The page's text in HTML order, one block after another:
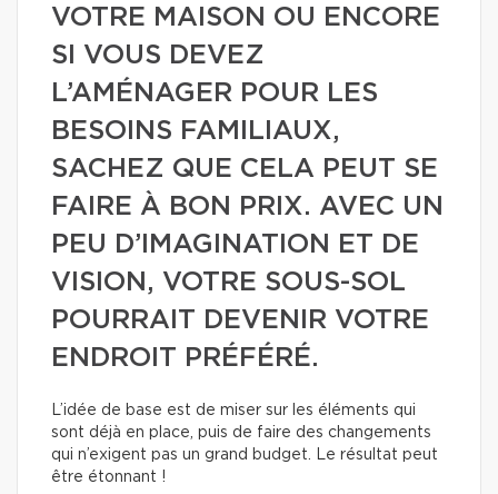
VOTRE MAISON OU ENCORE
SI VOUS DEVEZ
L’AMÉNAGER POUR LES
BESOINS FAMILIAUX,
SACHEZ QUE CELA PEUT SE
FAIRE À BON PRIX. AVEC UN
PEU D’IMAGINATION ET DE
VISION, VOTRE SOUS-SOL
POURRAIT DEVENIR VOTRE
ENDROIT PRÉFÉRÉ.
L’idée de base est de miser sur les éléments qui
sont déjà en place, puis de faire des changements
qui n’exigent pas un grand budget. Le résultat peut
être étonnant !